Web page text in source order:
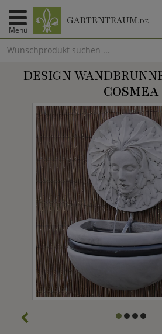
Menü
GARTENTRAUM.DE
DESIGN
COSMEA